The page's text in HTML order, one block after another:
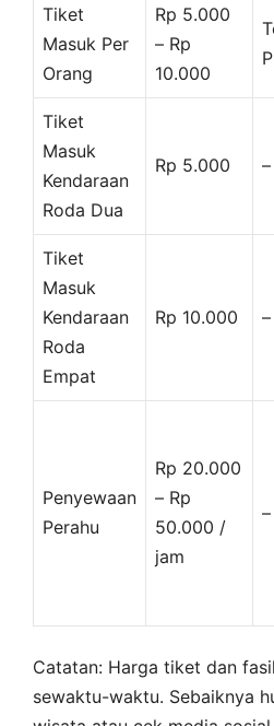
Tiket
Masuk Per
Orang
Rp 5.000
– Rp
10.000
Tiket
Masuk
Kendaraan
Roda Dua
Rp 5.000 –
Tiket
Masuk
Kendaraan
Roda
Empat
Rp 10.000 –
Penyewaan
Perahu
Rp 20.000
– Rp
50.000 /
jam
–
Catatan: Harga tiket dan
sewaktu-waktu. Sebaiknya